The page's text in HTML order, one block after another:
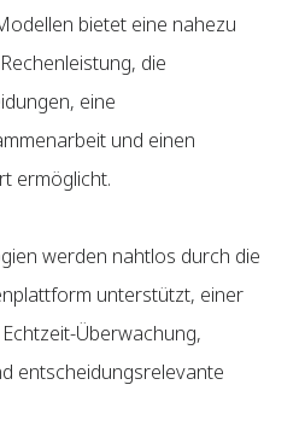
bietet eine nahezu
die
eine
und einen
ermöglicht.
werden nahtlos durch die
unterstützt, einer
Überwachung,
entscheidungsrelevante